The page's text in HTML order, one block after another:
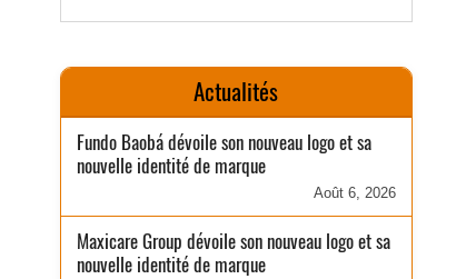
Actualités
Fundo Baobá dévoile son nouveau logo et sa
nouvelle identité de marque
Août 6, 2026
Maxicare Group dévoile son nouveau logo et sa
nouvelle identité de marque